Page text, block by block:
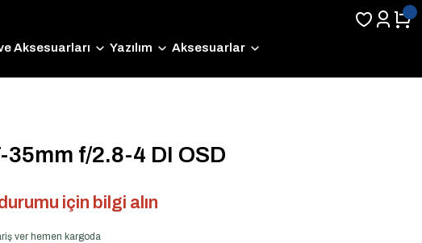
Aksesuarları Yazılım Aksesuarlar
35mm f/2.8-4 DI OSD
için bilgi alın
ver hemen kargoda